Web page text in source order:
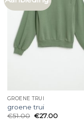
GROENE TRUI
groene trui
€51.00 €27.00